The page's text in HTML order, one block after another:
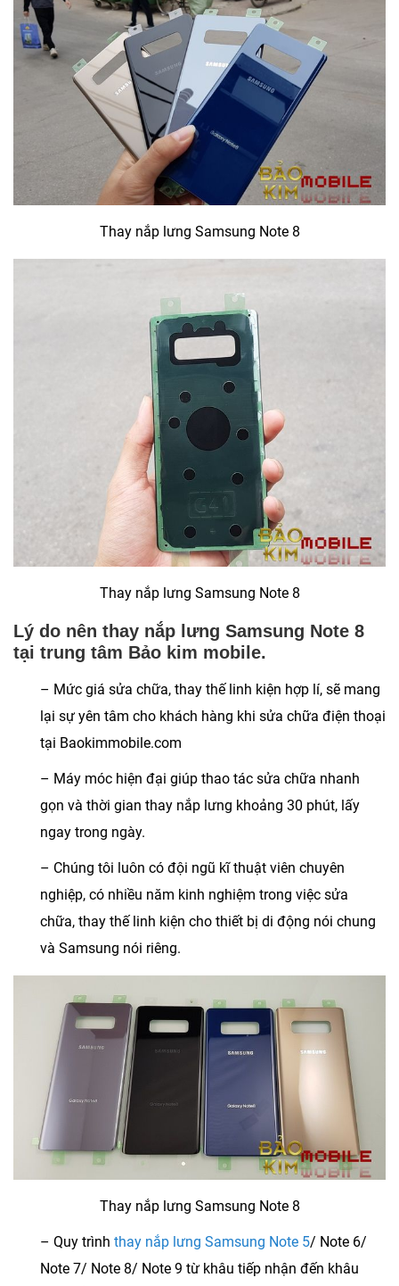
Thay nắp lưng Samsung Note 8
Thay nắp lưng Samsung Note 8
Lý do nên thay nắp lưng Samsung Note 8
tại trung tâm Bảo kim mobile.
– Mức giá sửa chữa, thay thế linh kiện hợp lí, sẽ mang
lại sự yên tâm cho khách hàng khi sửa chữa điện thoại
tại Baokimmobile.com
– Máy móc hiện đại giúp thao tác sửa chữa nhanh
gọn và thời gian thay nắp lưng khoảng 30 phút, lấy
ngay trong ngày.
– Chúng tôi luôn có đội ngũ kĩ thuật viên chuyên
nghiệp, có nhiều năm kinh nghiệm trong việc sửa
chữa, thay thế linh kiện cho thiết bị di động nói chung
và Samsung nói riêng.
Thay nắp lưng Samsung Note 8
– Quy trình thay nắp lưng Samsung Note 5/ Note 6/
Note 7/ Note 8/ Note 9 từ khâu tiếp nhận đến khâu